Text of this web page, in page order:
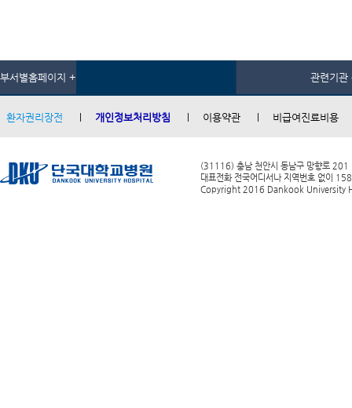
부서별홈페이지 + 관련기관
환자권리장전 개인정보처리방침 이용약관 비급여진료비용
(31116) 충남 천안시 동남구 망향로 201
대표전화 전국어디서나 지역번호 없이
Copyright 2016 Dankook University